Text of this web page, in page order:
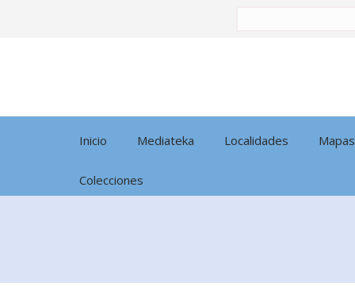
Inicio Mediateka Localidades Mapas
Colecciones